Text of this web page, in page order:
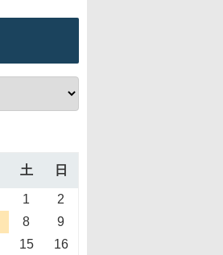
土 日
1
2
8
9
15
16